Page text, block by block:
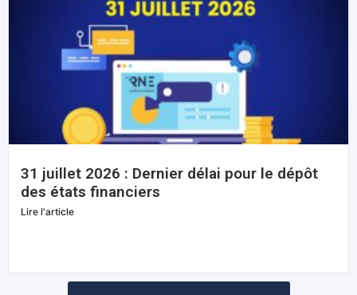
31 juillet 2026 : Dernier délai pour le dépôt
des états financiers
Lire l'article